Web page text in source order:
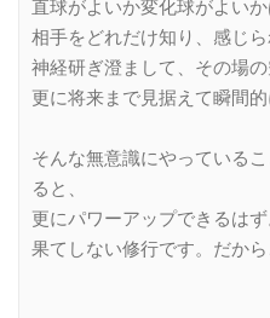
直球がよいか変化球がよい
相手をどれだけ知り、感じら
神経研ぎ澄まして、その場の
更に将来まで見据えて瞬間的
そんな無意識にやっている
ると、
更にパワーアップできるは
果てしない修行です。だから